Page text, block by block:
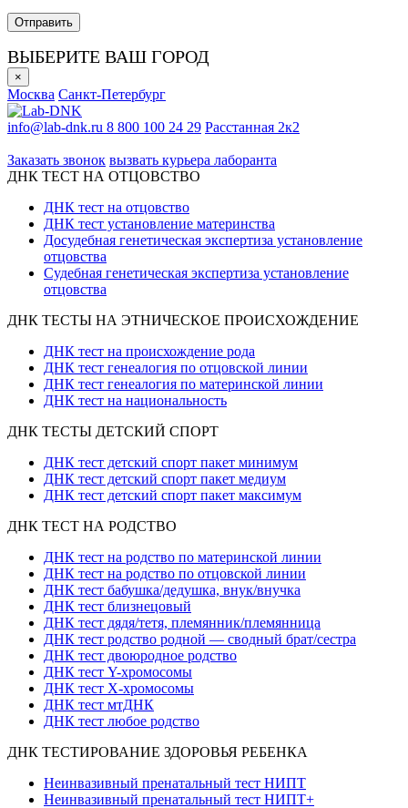
ВЫБЕРИТЕ ВАШ ГОРОД
×
Москва Санкт-Петербург
info@lab-dnk.ru 8 800 100 24 29 Расстанная 2к2
Заказать звонок вызвать курьера лаборанта
ДНК ТЕСТ НА ОТЦОВСТВО
ДНК тест на отцовство
ДНК тест установление материнства
Досудебная генетическая экспертиза установление
отцовства
Судебная генетическая экспертиза установление
отцовства
ДНК ТЕСТЫ НА ЭТНИЧЕСКОЕ ПРОИСХОЖДЕНИЕ
ДНК тест на происхождение рода
ДНК тест генеалогия по отцовской линии
ДНК тест генеалогия по материнской линии
ДНК тест на национальность
ДНК ТЕСТЫ ДЕТСКИЙ СПОРТ
ДНК тест детский спорт пакет минимум
ДНК тест детский спорт пакет медиум
ДНК тест детский спорт пакет максимум
ДНК ТЕСТ НА РОДСТВО
ДНК тест на родство по материнской линии
ДНК тест на родство по отцовской линии
ДНК тест бабушка/дедушка, внук/внучка
ДНК тест близнецовый
ДНК тест дядя/тетя, племянник/племянница
ДНК тест родство родной — сводный брат/сестра
ДНК тест двоюродное родство
ДНК тест Y-хромосомы
ДНК тест X-хромосомы
ДНК тест мтДНК
ДНК тест любое родство
ДНК ТЕСТИРОВАНИЕ ЗДОРОВЬЯ РЕБЕНКА
Неинвазивный пренатальный тест НИПТ
Неинвазивный пренатальный тест НИПТ+